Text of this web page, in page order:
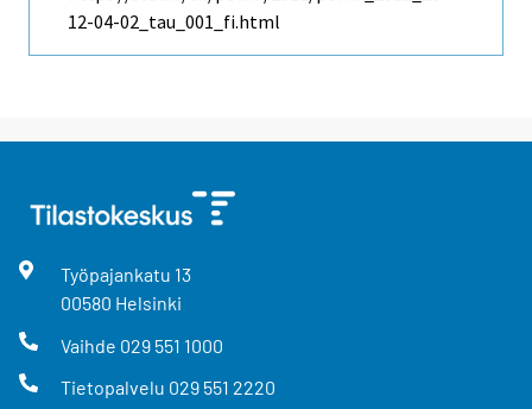
12-04-02_tau_001_fi.html
Työpajankatu 13
00580 Helsinki
Vaihde 029 551 1000
Tietopalvelu 029 551 2220